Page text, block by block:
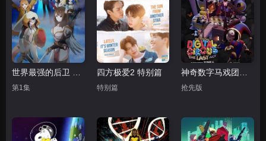
世界最强的后卫 ～迷宫国的新人探索者
第1集
四方极爱2 特别篇
特别篇
神奇数字马戏团：谢幕演出
抢先版